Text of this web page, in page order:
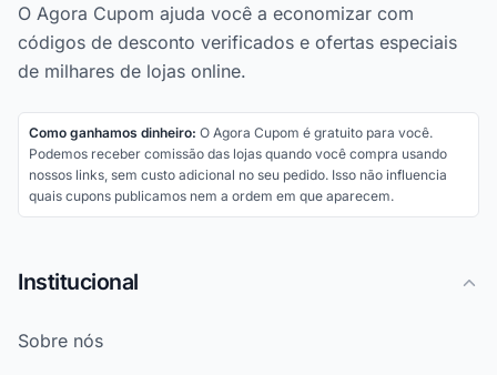
O Agora Cupom ajuda você a economizar com
códigos de desconto verificados e ofertas especiais
de milhares de lojas online.
Como ganhamos dinheiro: O Agora Cupom é gratuito para você.
Podemos receber comissão das lojas quando você compra usando
nossos links, sem custo adicional no seu pedido. Isso não influencia
quais cupons publicamos nem a ordem em que aparecem.
Institucional
Sobre nós